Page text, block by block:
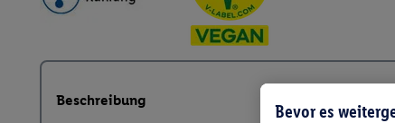
Beschreibung
Bevor es